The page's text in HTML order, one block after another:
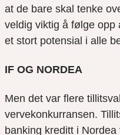
at de bare skal tenke
veldig viktig å følge opp
et stort potensial i alle
IF OG NORDEA
Men det var flere
vervekonkurransen.
banking kreditt i